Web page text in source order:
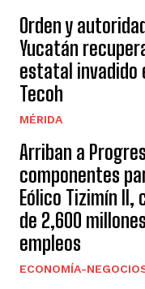
Orden y
Yucatán
estatal invadido
Tecoh
MÉRIDA
Arriban a
componentes
Eólico Tizimín II,
de 2,600
empleos
ECONOMÍA-